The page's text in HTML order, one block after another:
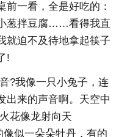
前一看，全是好吃的：
葱拌豆腐……看得我直
就迫不及待地拿起筷子
!
?我像一只小兔子，连
出来的声音啊。天空中
花像龙射向天
像似一朵朵牡丹，有的